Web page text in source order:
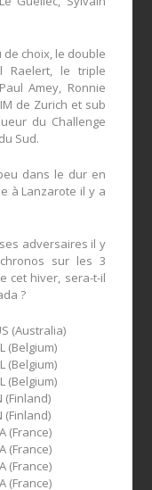
choix, le double
Raelert, le triple
Amey, Ronnie
de Zurich et sub
du Challenge
Sud.
dans le dur en
à Lanzarote il y a
adversaires il y
sur les 3
cet hiver, sera-t-il
?
(Australia)
(Belgium)
(Belgium)
(Belgium)
(Finland)
(Finland)
(France)
(France)
(France)
(France)